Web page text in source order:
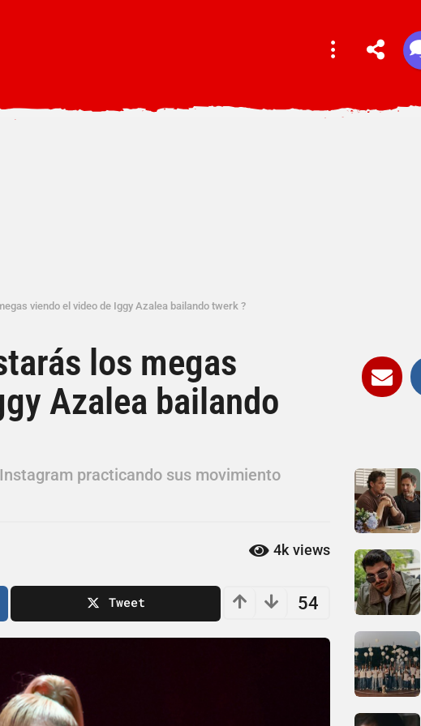
viendo el video de Iggy Azalea bailando twerk ?
los megas
Azalea bailando
practicando sus movimiento
4k views
54
Tweet